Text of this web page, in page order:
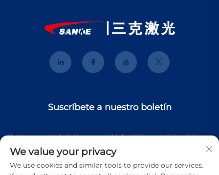
Suscríbete a nuestro boletín
Únete a nuestro boletín para recibir las últimas noticias de la
industria, actualizaciones y perspectivas de nuestro equipo.
We value your privacy
We use cookies and similar tools to provide our services.